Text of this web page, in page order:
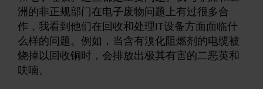
洲的非正规部门在电子废物问题上有过很多合
作，我看到他们在回收和处理IT设备方面面临什
么样的问题。例如，当含有溴化阻燃剂的电缆被
烧掉以回收铜时，会排放出极其有害的二恶英和
呋喃。